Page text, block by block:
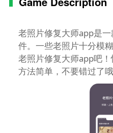
老照片修复大师app是
件。一些老照片十分模
老照片修复大师app吧
方法简单，不要错过了哦